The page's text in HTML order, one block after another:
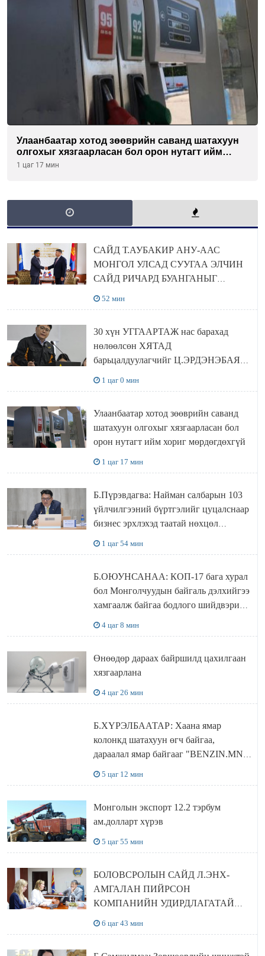
Улаанбаатар хотод зөөврийн саванд шатахуун
олгохыг хязгаарласан бол орон нутагт ийм
хориг мөрдөгдөхгүй
1 цаг 17 мин
САЙД Т.АУБАКИР АНУ-ААС
МОНГОЛ УЛСАД СУУГАА ЭЛЧИН
САЙД РИЧАРД БУАНГАНЫГ
52 мин
30 хүн УГГААРТАЖ нас барахад
нөлөөлсөн ХЯТАД
барьцалдуулагчийг Ц.ЭРДЭНЭБАЯР
1 цаг 0 мин
Улаанбаатар хотод зөөврийн саванд
шатахуун олгохыг хязгаарласан бол
орон нутагт ийм хориг мөрдөгдөхгүй
1 цаг 17 мин
Б.Пүрэвдагва: Найман салбарын 103
үйлчилгээний бүртгэлийг цуцалснаар
бизнес эрхлэхэд таатай нөхцөл
1 цаг 54 мин
Б.ОЮУНСАНАА: КОП-17 бага хурал
бол Монголчуудын байгаль дэлхийгээ
хамгаалж байгаа бодлого шийдвэрийг
4 цаг 8 мин
Өнөөдөр дараах байршилд цахилгаан
хязгаарлана
4 цаг 26 мин
Б.ХҮРЭЛБААТАР: Хаана ямар
колонкд шатахуун өгч байгаа,
дараалал ямар байгааг "BENZIN.MN”
5 цаг 12 мин
Монголын экспорт 12.2 тэрбум
ам.долларт хүрэв
5 цаг 55 мин
БОЛОВСРОЛЫН САЙД Л.ЭНХ-
АМГАЛАН ПИЙРСОН
КОМПАНИЙН УДИРДЛАГАТАЙ
6 цаг 43 мин